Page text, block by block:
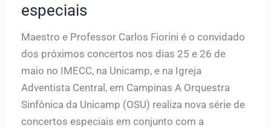
especiais
Maestro e Professor Carlos Fiorini é o convidado
dos próximos concertos nos dias 25 e 26 de
maio no IMECC, na Unicamp, e na Igreja
Adventista Central, em Campinas A Orquestra
Sinfônica da Unicamp (OSU) realiza nova série de
concertos especiais em conjunto com a